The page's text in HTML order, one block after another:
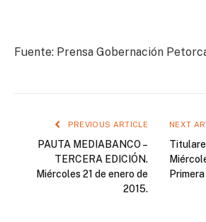
Fuente: Prensa Gobernación
PREVIOUS ARTICLE
PAUTA MEDIABANCO –
TERCERA EDICIÓN.
Miércoles 21 de enero de
2015.
NEXT